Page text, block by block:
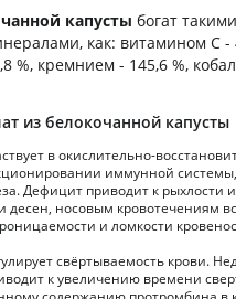
капусты богат такими
как: витамином C -
%, кремнием - 145,6 %,
из белокочанной капусты
в окислительно-
иммунной системы,
Дефицит приводит к рыхлости и
десен, носовым кровотечениям
и ломкости
свёртываемость крови.
к увеличению времени